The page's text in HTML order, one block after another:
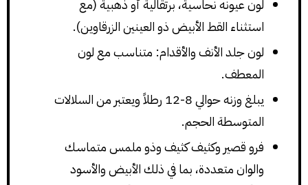
لون عيونه نحاسية، برتقالية أو ذهبية (مع
استثناء القط الأبيض ذو العينين الزرقاوين).
لون جلد الأنف والأقدام: متناسب مع لون
المعطف.
يبلغ وزنه حوالي 8-12 رطلاً ويعتبر من السلالات
المتوسطة الحجم.
فرو قصير وكثيف كثيف وذو ملمس متماسك
والوان متعددة، بما في ذلك الأبيض والأسود